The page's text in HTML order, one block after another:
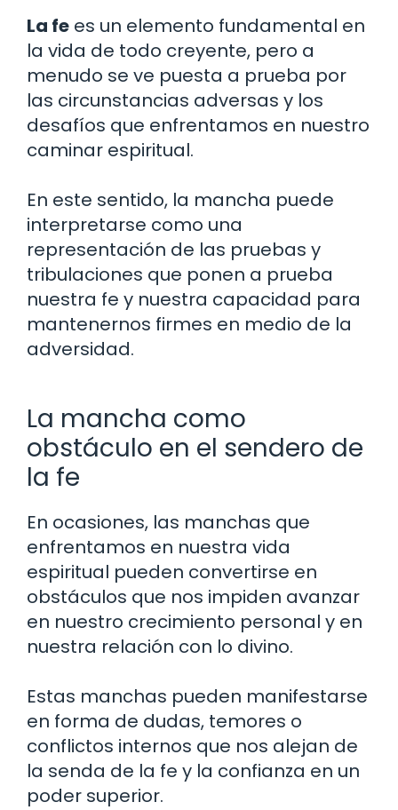
La fe es un elemento fundamental en
la vida de todo creyente, pero a
menudo se ve puesta a prueba por
las circunstancias adversas y los
desafíos que enfrentamos en nuestro
caminar espiritual.
En este sentido, la mancha puede
interpretarse como una
representación de las pruebas y
tribulaciones que ponen a prueba
nuestra fe y nuestra capacidad para
mantenernos firmes en medio de la
adversidad.
La mancha como
obstáculo en el sendero de
la fe
En ocasiones, las manchas que
enfrentamos en nuestra vida
espiritual pueden convertirse en
obstáculos que nos impiden avanzar
en nuestro crecimiento personal y en
nuestra relación con lo divino.
Estas manchas pueden manifestarse
en forma de dudas, temores o
conflictos internos que nos alejan de
la senda de la fe y la confianza en un
poder superior.